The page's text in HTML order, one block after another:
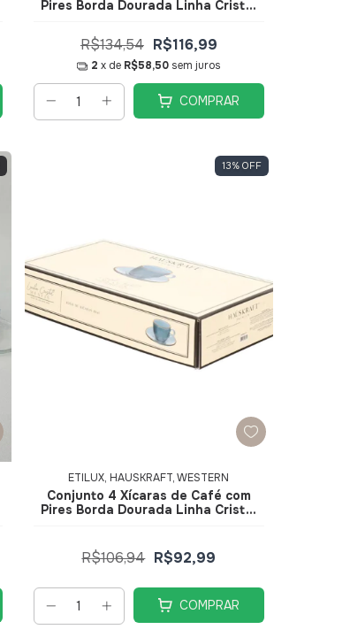
Pires Borda Dourada Linha Cristal
Hauskraft
R$134,54 R$116,99
2 x de R$58,50 sem juros
COMPRAR
13% OFF
ETILUX, HAUSKRAFT, WESTERN
Conjunto 4 Xícaras de Café com
Pires Borda Dourada Linha Cristal
R$106,94 R$92,99
COMPRAR